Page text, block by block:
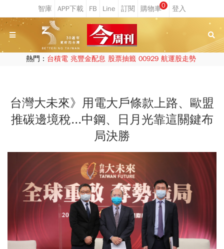
0
熱門： 台積電 兆豐金配息 股票抽籤 00929 航運股走勢
台灣大未來》用電大戶條款上路、歐盟
推碳邊境稅...中鋼、日月光靠這關鍵布
局決勝